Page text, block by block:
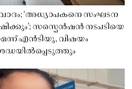
‘അധ്യാപകനെ സംഘടന
സസ്പെൻഷൻ നടപടിയെ
എൻടിയു, വിഷയം